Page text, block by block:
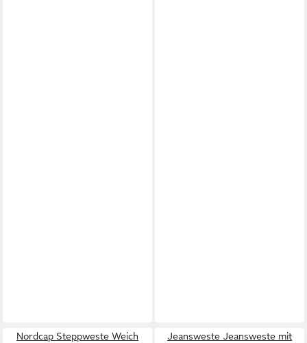
Nordcap Steppweste Weich
Jeansweste Jeansweste mit